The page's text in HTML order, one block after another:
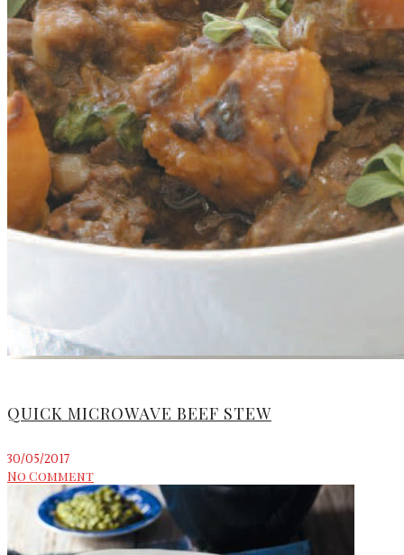
QUICK MICROWAVE BEEF STEW
30/05/2017
No Comment